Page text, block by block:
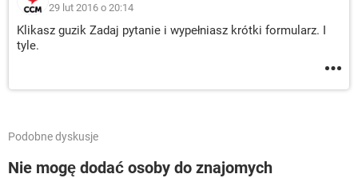
29 lut 2016 o 20:14
Klikasz guzik Zadaj pytanie i wypełniasz krótki formularz. I
tyle.
Podobne dyskusje
Nie mogę dodać osoby do znajomych